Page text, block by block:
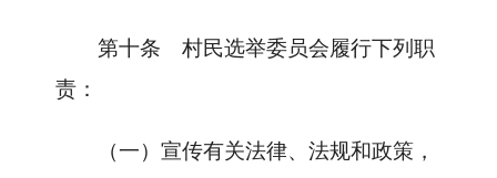
第十条 村民选举委员会履行下列职
责：
（一）宣传有关法律、法规和政策，